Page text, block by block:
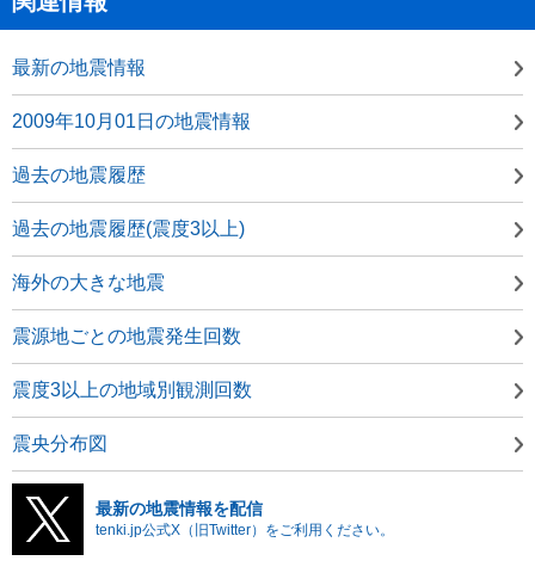
最新の地震情報
2009年10月01日の地震情報
過去の地震履歴
過去の地震履歴(震度3以上)
海外の大きな地震
震源地ごとの地震発生回数
震度3以上の地域別観測回数
震央分布図
最新の地震情報を配信
tenki.jp公式X（旧Twitter）をご利用ください。